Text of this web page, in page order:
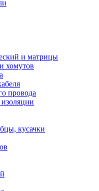
и матрицы
хомутов
провода
кусачки